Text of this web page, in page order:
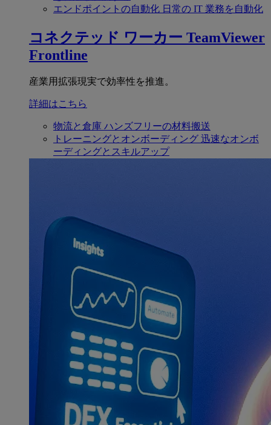
エンドポイントの自動化 日常の IT 業務を自動化
コネクテッド ワーカー TeamViewer
Frontline
産業用拡張現実で効率性を推進。
詳細はこちら
物流と倉庫 ハンズフリーの材料搬送
トレーニングとオンボーディング 迅速なオンボ
ーディングとスキルアップ